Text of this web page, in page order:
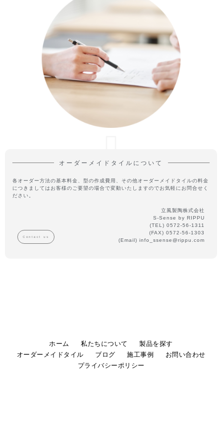
オーダーメイドタイルについて
各オーダー方法の基本料金、型の作成費用、その他オーダーメイドタイルの料金
につきましてはお客様のご要望の場合で変動いたしますのでお気軽にお問合せく
ださい。
Contact us
立風製陶株式会社
S-Sense by RIPPU
(TEL) 0572-56-1311
(FAX) 0572-56-1303
(Email) info_ssense@rippu.com
ホーム 私たちについて
製品を探す
オーダーメイドタイル
ブログ 施工事例
お問い合わせ
プライバシーポリシー